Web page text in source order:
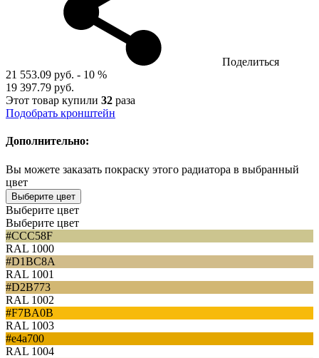
Поделиться
21 553.09 руб. - 10 %
19 397.79 руб.
Этот товар купили 32 раза
Подобрать кронштейн
Дополнительно:
Вы можете заказать покраску этого радиатора в выбранный
цвет
Выберите цвет
Выберите цвет
Выберите цвет
#CCC58F
RAL 1000
#D1BC8A
RAL 1001
#D2B773
RAL 1002
#F7BA0B
RAL 1003
#e4a700
RAL 1004